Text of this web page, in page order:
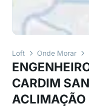
Loft Onde Morar
CARDIM
ACLIMAÇÃO